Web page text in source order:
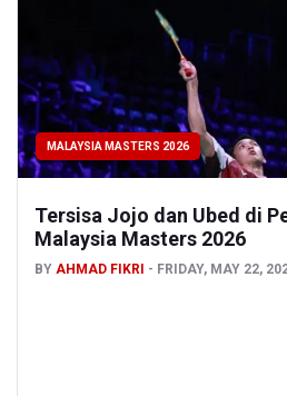
MALAYSIA MASTERS 2026
Tersisa Jojo dan Ubed di
Malaysia Masters 2026
BY AHMAD FIKRI FRIDAY, MAY 22,